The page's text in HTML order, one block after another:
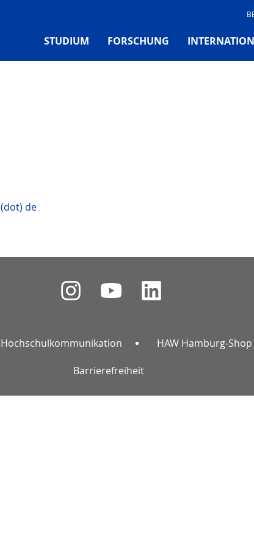
STUDIUM FORSCHUNG
de
HAW Hamburg-Shop
Barrierefreiheit